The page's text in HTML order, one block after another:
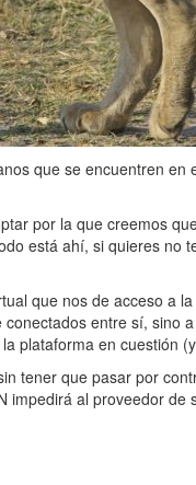
que se encuentren
por la que creemos
está ahí, si quieres no
que nos de acceso a
entre sí,
plataforma en cuestión
tener que pasar por
al proveedor